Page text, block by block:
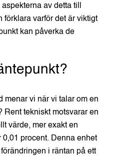
av detta till
förklara varför det är viktigt
kan påverka de
menar vi när vi talar om en
Rent tekniskt motsvarar en
värde, mer exakt en
procent. Denna enhet
i räntan på ett